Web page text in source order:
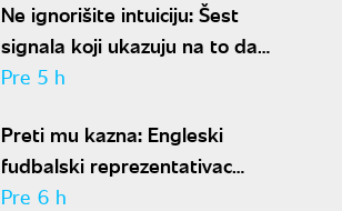
Ne ignorišite intuiciju: Šest
signala koji ukazuju na to da
partner krije aferu
Pre 5 h
Preti mu kazna: Engleski
fudbalski reprezentativac
optužen za napad u noćnom
Pre 6 h